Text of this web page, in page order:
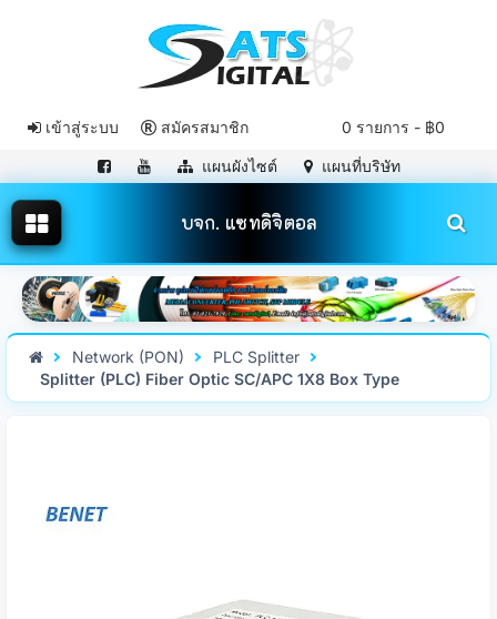
0 รายการ - ฿0
เข้าสู่ระบบ สมัครสมาชิก
แผนผังไซต์ แผนที่บริษัท
บจก. แซทดิจิตอล
Network (PON)
PLC Splitter
Splitter (PLC) Fiber Optic SC/APC 1X8 Box Type